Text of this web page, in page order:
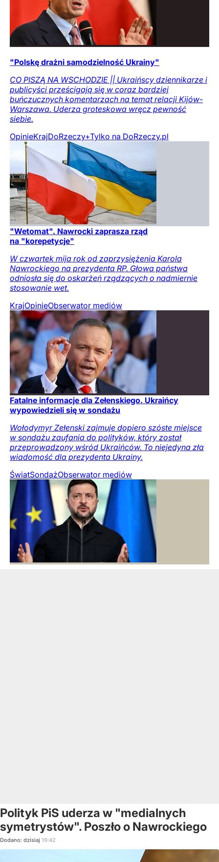
"Polskę drażni samodzielność Ukrainy"
CO PISZĄ NA WSCHODZIE || Ukraińscy dziennikarze i
publicyści prześcigają się w coraz bardziej
buńczucznych komentarzach na temat relacji Kijów-
Warszawa. Uderza groteskowa wręcz pewność
siebie.
OpinieKrajDoRzeczy+Tylko na DoRzeczy.pl
"Wetomat". Nawrocki zaprasza rząd
na "korepetycje"
W czwartek mija rok od zaprzysiężenia Karola
Nawrockiego na prezydenta RP. Głowa państwa
odniosła się do oskarżeń rządzących o nadmiernie
stosowanie wet.
KrajOpinieObserwator mediów
Fatalne informacje dla Zełenskiego. Ukraińcy
wypowiedzieli się w sondażu
Wołodymyr Zełenski zajmuje dopiero szóste miejsce
w sondażu zaufania do polityków, który został
przeprowadzony wśród Ukraińców. To niejedyna zła
wiadomość dla prezydenta Ukrainy.
ŚwiatSondażObserwator mediów
Polityk PiS uderza w "medialnych
symetrystów". Poszło o Nawrockiego
Dodano: dzisiaj 19:42